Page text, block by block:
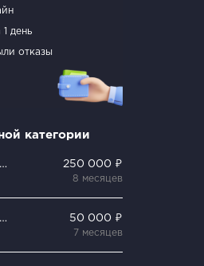
день
отказы
категории
Dragon Mixology Bar 250 000 ₽
8 месяцев
Rimmelton Coffee 50 000 ₽
7 месяцев